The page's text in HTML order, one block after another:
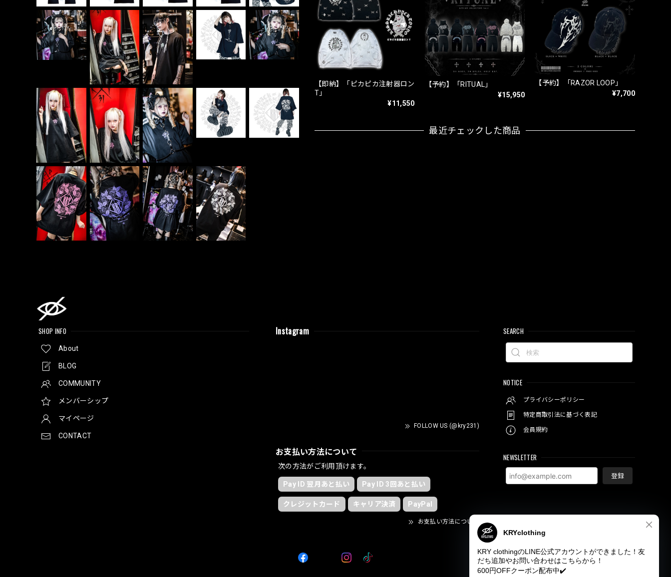
【即納】「ピカピカ注射器ロン
T」
¥11,550
【予約】「RITUAL」
¥15,950
【予約】「RAZOR LOOP」
¥7,700
最近チェックした商品
SHOP INFO
About
BLOG
COMMUNITY
メンバーシップ
マイページ
CONTACT
Instagram
FOLLOW US (@kry231)
お支払い方法について
次の方法がご利用頂けます。
Pay ID 翌月あと払い Pay ID 3回あと払い
クレジットカード キャリア決済 PayPal
お支払い方法について
SEARCH
NOTICE
プライバシーポリシー
特定商取引法に基づく表記
会員規約
NEWSLETTER
登録